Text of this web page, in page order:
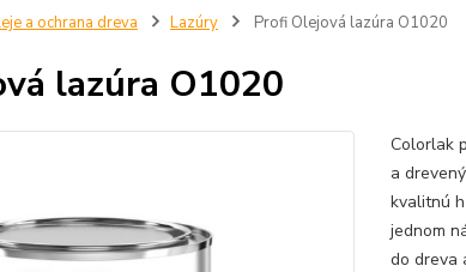
a ochrana dreva Lazúry Profi Olejová lazúra O1020
lazúra O1020
Colorlak
a
kvalitnú
jednom
do dreva